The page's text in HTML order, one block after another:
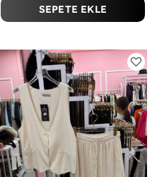
SEPETE EKLE